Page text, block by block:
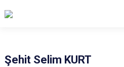
Şehit Selim KURT